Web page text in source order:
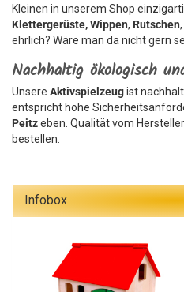
Kleinen in unserem Shop
Klettergerüste, Wippen, Rutschen,
ehrlich? Wäre man da nicht gern
Nachhaltig ökologisch
Unsere Aktivspielzeugist
entspricht hohe
Peitzeben. Qualität vom
bestellen.
Infobox